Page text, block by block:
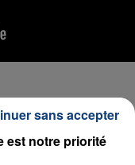
CONTACT
est notre priorité
sans accepter